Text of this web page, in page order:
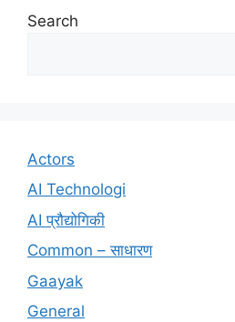
Search
Actors
AI Technologi
AI प्रौद्योगिकी
Common – साधारण
Gaayak
General